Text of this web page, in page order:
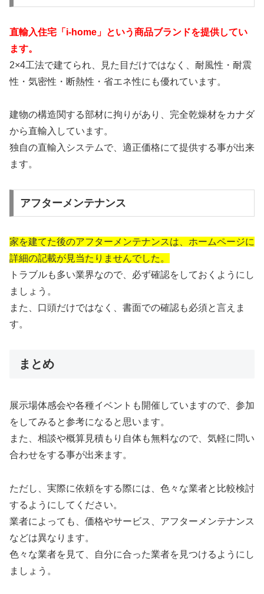
直輸入住宅「i-home」という商品ブランドを提供してい
ます。
2×4工法で建てられ、見た目だけではなく、耐風性・耐震
性・気密性・断熱性・省エネ性にも優れています。
建物の構造関する部材に拘りがあり、完全乾燥材をカナダ
から直輸入しています。
独自の直輸入システムで、適正価格にて提供する事が出来
ます。
アフターメンテナンス
家を建てた後のアフターメンテナンスは、ホームページに
詳細の記載が見当たりませんでした。
トラブルも多い業界なので、必ず確認をしておくようにし
ましょう。
また、口頭だけではなく、書面での確認も必須と言えま
す。
まとめ
展示場体感会や各種イベントも開催していますので、参加
をしてみると参考になると思います。
また、相談や概算見積もり自体も無料なので、気軽に問い
合わせをする事が出来ます。
ただし、実際に依頼をする際には、色々な業者と比較検討
するようにしてください。
業者によっても、価格やサービス、アフターメンテナンス
などは異なります。
色々な業者を見て、自分に合った業者を見つけるようにし
ましょう。